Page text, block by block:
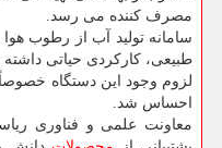
مصرف كننده می رسد.
سامانه تولید آب از رطوب هوا
طبیعی، كاركردی حیاتی داشته
لزوم وجود این دستگاه
احساس شد.
معاونت علمی و فناوری